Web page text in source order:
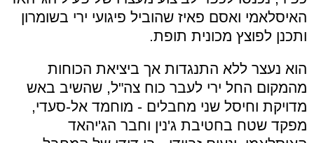
האיסלאמי ואסם פאיז שהוביל פיגועי ירי בשומרון
ותכנן לפוצץ מכונית תופת.
הוא נעצר ללא התנגדות אך ביציאת הכוחות
מהמקום החל ירי לעבר כוח צה"ל, שהשיב באש
מדויקת וחיסל שני מחבלים - מוחמד אל-סעדי,
מפקד שטח בחטיבת ג'נין וחבר הג'יהאד